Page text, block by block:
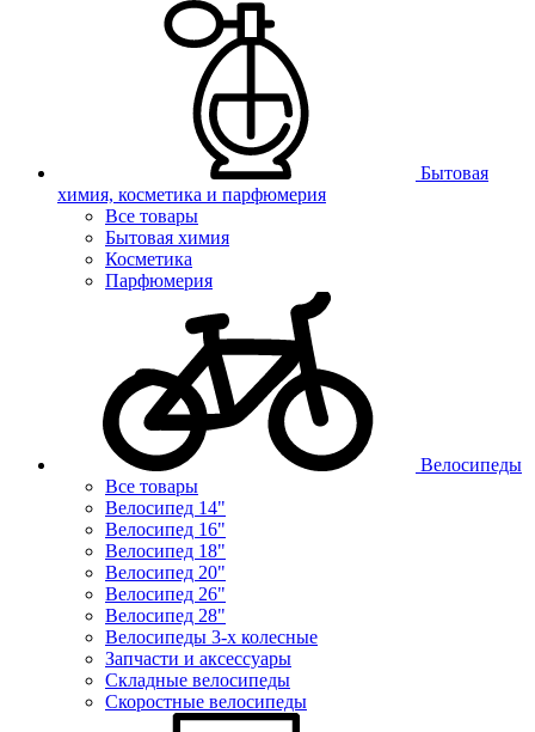
Бытовая
химия, косметика и парфюмерия
Все товары
Бытовая химия
Косметика
Парфюмерия
Велосипеды
Все товары
Велосипед 14"
Велосипед 16"
Велосипед 18"
Велосипед 20"
Велосипед 26"
Велосипед 28"
Велосипеды 3-х колесные
Запчасти и аксессуары
Складные велосипеды
Скоростные велосипеды